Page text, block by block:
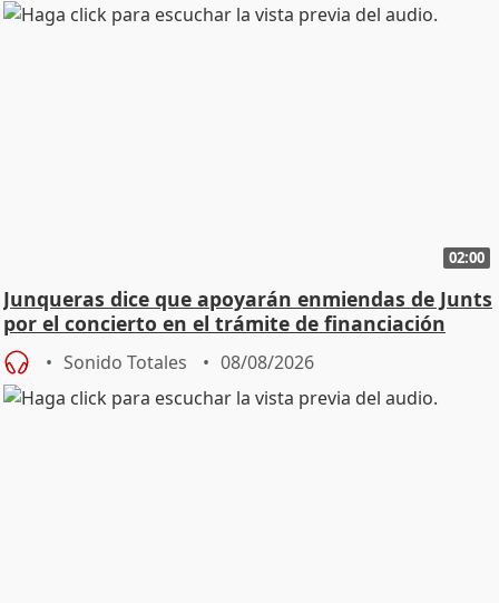
02:00
Junqueras dice que apoyarán enmiendas de Junts
por el concierto en el trámite de financiación
Sonido Totales 08/08/2026